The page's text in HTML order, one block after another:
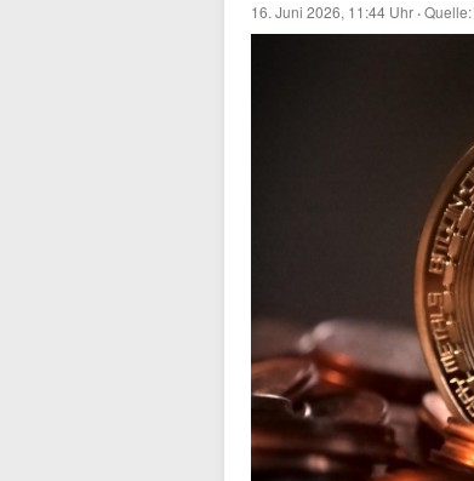
16. Juni 2026, 11:44 Uhr ·Quelle: